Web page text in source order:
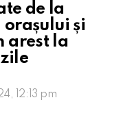
de la
orașului și
arest la
12:13 pm